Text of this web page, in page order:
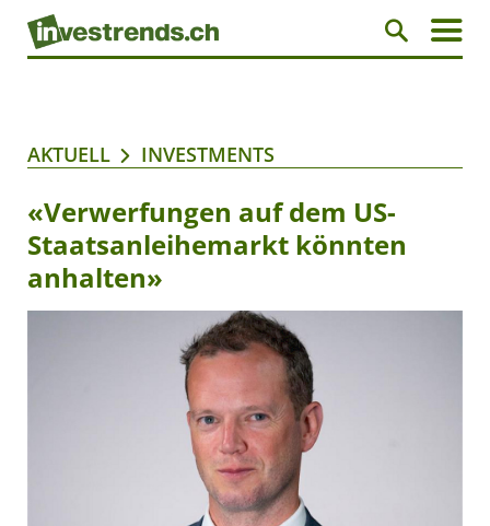
AKTUELL INVESTMENTS
«Verwerfungen auf dem US-
Staatsanleihemarkt könnten
anhalten»